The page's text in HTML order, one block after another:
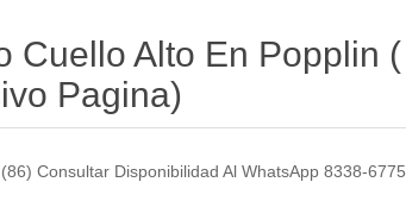
Cuello Alto En Popplin (
Pagina)
Consultar Disponibilidad Al WhatsApp 8338-6775